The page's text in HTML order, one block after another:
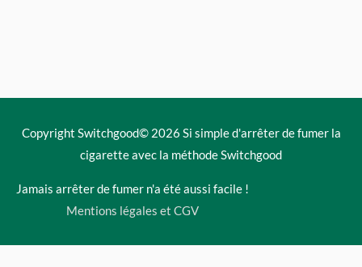
Copyright Switchgood© 2026 Si simple d'arrêter de fumer la
cigarette avec la méthode Switchgood
Jamais arrêter de fumer n'a été aussi facile !
Mentions légales et CGV